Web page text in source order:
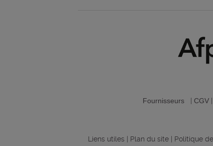
Fournisseurs CGV
Liens utiles Plan du site Politique